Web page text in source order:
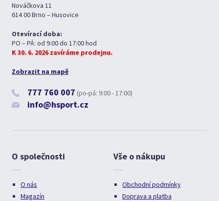
Nováčkova 11
614 00 Brno – Husovice
Otevírací doba:
PO – PÁ: od 9:00 do 17:00 hod
K 30. 6. 2026 zavíráme prodejnu.
Zobrazit na mapě
777 760 007 (po-pá: 9:00 - 17:00)
info@hsport.cz
O společnosti
O nás
Magazín
Vše o nákupu
Obchodní podmínky
Doprava a platba